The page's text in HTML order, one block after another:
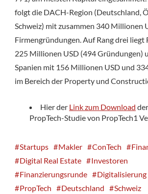
folgt die DACH-Region (Deutschland,
Schweiz) mit zusammen 340 Millionen
Firmengründungen. Auf Rang drei liegt
225 Millionen USD (494 Gründungen)
Spanien mit 156 Millionen USD und
im Bereich der Property und
Hier der Link zum Download
PropTech-Studie von PropTech1
Startups Makler ConTech
Digital Real Estate
Investoren
Finanzierungsrunde
Digitalisierung
PropTech
Deutschland Schweiz